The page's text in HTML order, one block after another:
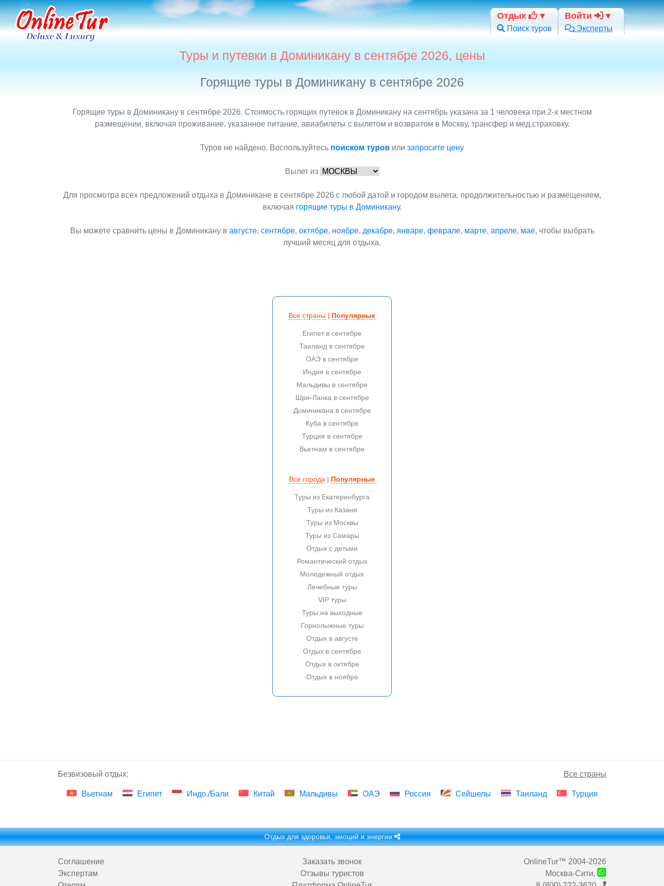
Отдых
Поиск туров
Войти
Эксперты
Туры и путевки в Доминикану в сентябре 2026, цены
Горящие туры в Доминикану в сентябре 2026
Горящие туры в Доминикану в сентябре 2026. Стоимость горящих путевок в Доминикану на сентябрь указана за 1 человека при 2-х местном
размещении, включая проживание, указанное питание, авиабилеты с вылетом и возвратом в Москву, трансфер и мед.страховку.
Туров не найдено. Воспользуйтесь поиском туров или запросите цену
Вылет из
Для просмотра всех предложений отдыха в Доминикане в сентябре 2026 с любой датой и городом вылета, продолжительностью и размещением,
включая горящие туры в Доминикану.
Вы можете сравнить цены в Доминикану в августе, сентябре, октябре, ноябре, декабре, январе, феврале, марте, апреле, мае, чтобы выбрать
лучший месяц для отдыха.
Все страны | Популярные
Египет в сентябре
Таиланд в сентябре
ОАЭ в сентябре
Индия в сентябре
Мальдивы в сентябре
Шри-Ланка в сентябре
Доминикана в сентябре
Куба в сентябре
Турция в сентябре
Вьетнам в сентябре
Все города | Популярные
Туры из Екатеринбурга
Туры из Казани
Туры из Москвы
Туры из Самары
Отдых с детьми
Романтический отдых
Молодежный отдых
Лечебные туры
VIP туры
Туры на выходные
Горнолыжные туры
Отдых в августе
Отдых в сентябре
Отдых в октябре
Отдых в ноябре
Безвизовый отдых: Все страны
Вьетнам Египет Индо./Бали Китай Мальдивы ОАЭ Россия Сейшелы Таиланд Турция
Отдых для здоровья, эмоций и энергии
Соглашение
Экспертам
Заказать звонок
Отзывы туристов
OnlineTur™ 2004-2026
Москва-Сити,